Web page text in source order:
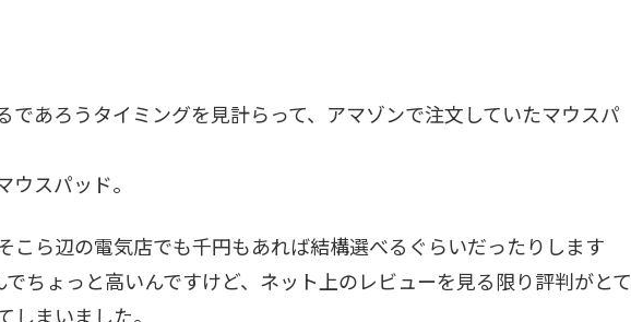
であろうタイミングを見計らって、アマゾンで注文していたマウスパ
ウスパッド。
こら辺の電気店でも千円もあれば結構選べるぐらいだったりします
ちょっと高いんですけど、ネット上のレビューを見る限り評判がとて
しまいました。